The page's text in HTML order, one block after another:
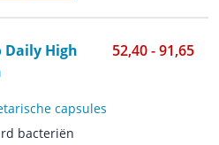
Daily High
52,40 - 91,65
capsules
bacteriën